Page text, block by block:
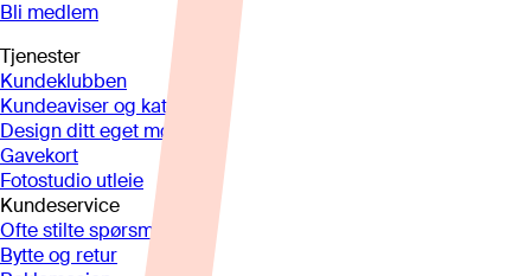
Bli medlem
Tjenester
Kundeklubben
Kundeaviser og kataloger
Design ditt eget møbel
Gavekort
Fotostudio utleie
Kundeservice
Ofte stilte spørsmål
Bytte og retur